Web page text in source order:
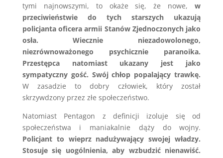
tymi najnowszymi, to okaże się, że nowe,w
przeciwieństwie do tych starszych ukazują
policjanta oficera armii Stanów Zjednoczonych jako
osła. Wiecznie niezadowolonego,
niezrównoważonego psychicznie paranoika.
Przestępca natomiast ukazany jest jako
sympatyczny gość. Swój chłop popalający trawkę.
W zasadzie to dobry człowiek, który został
skrzywdzony przez złe społeczeństwo.
Natomiast Pentagon z definicji izoluje się od
społeczeństwa i maniakalnie dąży do wojny.
Policjant to wieprz nadużywający swojej władzy.
Stosuje się uogólnienia, aby wzbudzić nienawiść.